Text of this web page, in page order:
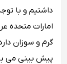
داشتیم و با
امارات متحده
گرم و سوزان
پیش بینی می